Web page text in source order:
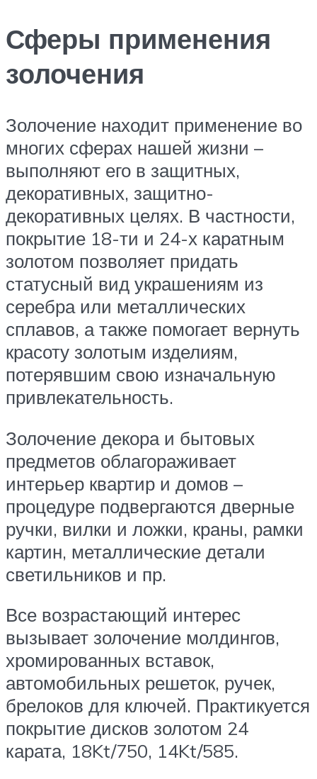
Сферы применения
золочения
Золочение находит применение во
многих сферах нашей жизни –
выполняют его в защитных,
декоративных, защитно-
декоративных целях. В частности,
покрытие 18-ти и 24-х каратным
золотом позволяет придать
статусный вид украшениям из
серебра или металлических
сплавов, а также помогает вернуть
красоту золотым изделиям,
потерявшим свою изначальную
привлекательность.
Золочение декора и бытовых
предметов облагораживает
интерьер квартир и домов –
процедуре подвергаются дверные
ручки, вилки и ложки, краны, рамки
картин, металлические детали
светильников и пр.
Все возрастающий интерес
вызывает золочение молдингов,
хромированных вставок,
автомобильных решеток, ручек,
брелоков для ключей. Практикуется
покрытие дисков золотом 24
карата, 18Kt/750, 14Kt/585.